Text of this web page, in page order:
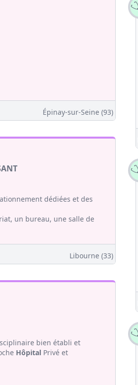
Épinay-sur-Seine (93)
dédiées et des
un bureau, une salle de
Libourne (33)
bien établi et
Hôpital Privé et